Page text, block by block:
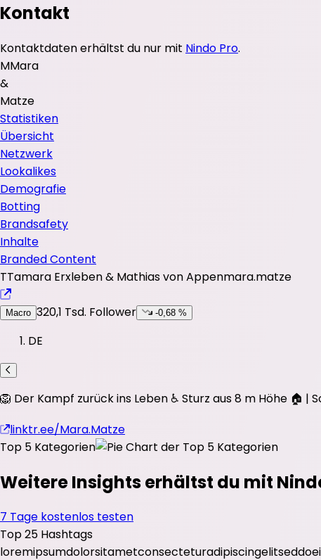
Kontakt
Kontaktdaten erhältst du nur mit Nindo Pro.
MMara
&
Matze
Statistiken
Übersicht
Netzwerk
Lookalikes
Demografie
Botting
Brandsafety
Inhalte
Branded Content
TTamara Erxleben & Mathias von Appenmara.matze
Macro 320,1 Tsd. Follower -0,68 %
DE
🦁 Der Kampf zurück ins Leben ♿️ Sturz aus 8 m Höhe 🏠 |
linktr.ee/Mara.Matze
Top 5 Kategorien
Weitere Insights erhältst du mit
7 Tage kostenlos testen
Top 25 Hashtags
loremipsumdolorsitametconsecteturadipiscingelitseddo